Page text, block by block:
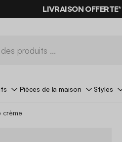
LIVRAISON OFFERTE*
Pièces de la maison Styles
crème